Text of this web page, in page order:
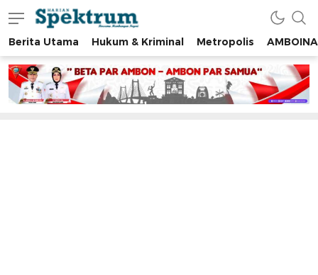
spektrumonline.com
Berita Utama Hukum & Kriminal Metropolis AMBOINA